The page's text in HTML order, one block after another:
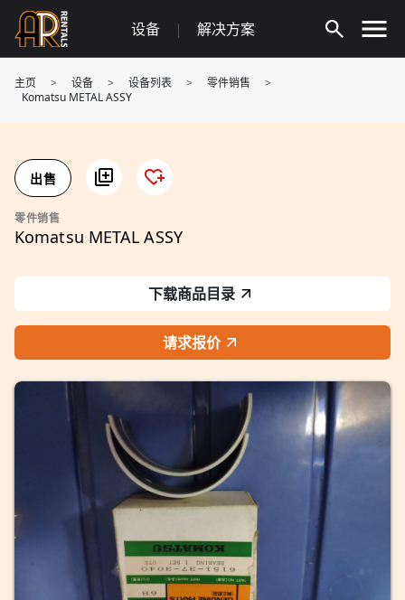
Skip
content
设备 | 解决方案
主页 > 设备 > 设备列表 > 零件销售
>
Komatsu METAL ASSY
出售
零件销售
Komatsu METAL ASSY
下载商品目录
请求报价